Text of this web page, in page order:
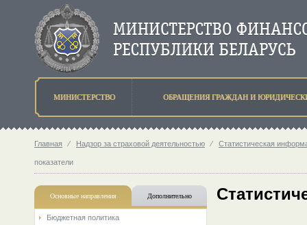
МИНИСТЕРСТВО ОБРАЩЕНИЯ ГРАЖДАН И
Главная ⁄ Надзор за страховой деятельностью ⁄ Статистическая
показатели
Основные направления Дополнительно
Бюджетная политика